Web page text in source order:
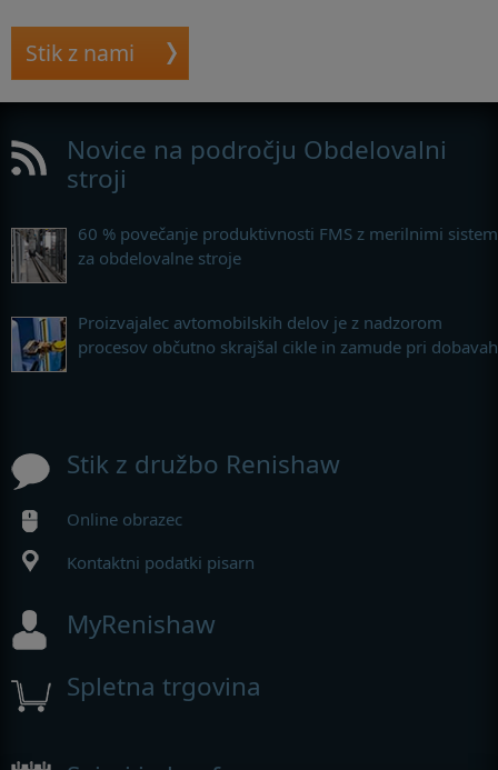
Stik z nami
Novice na področju Obdelovalni
stroji
60 % povečanje produktivnosti FMS z merilnimi
za obdelovalne stroje
Proizvajalec avtomobilskih delov je z nadzorom
procesov občutno skrajšal cikle in zamude pri dobavah
Stik z družbo Renishaw
Online obrazec
Kontaktni podatki pisarn
MyRenishaw
Spletna trgovina